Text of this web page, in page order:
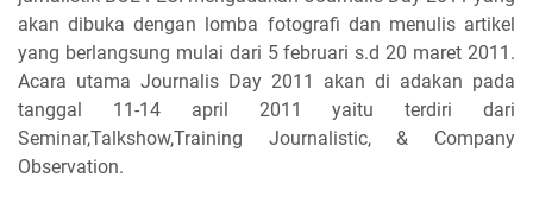
akan dibuka dengan lomba fotografi dan menulis artikel
yang berlangsung mulai dari 5 februari s.d 20 maret 2011.
Acara utama Journalis Day 2011 akan di adakan pada
tanggal 11-14 april 2011 yaitu terdiri dari
Seminar,Talkshow,Training Journalistic, & Company
Observation.